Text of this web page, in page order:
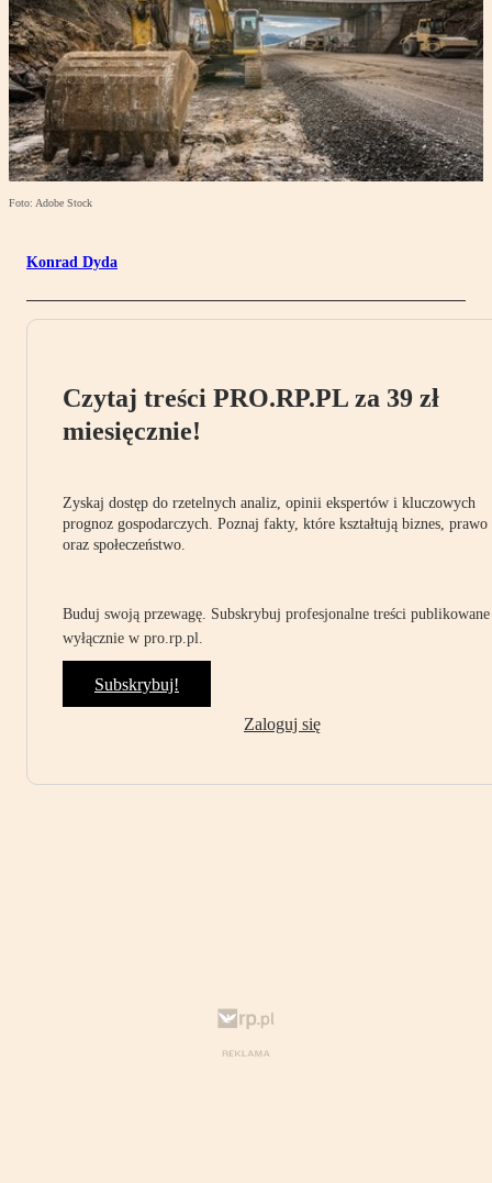
Foto: Adobe Stock
Konrad Dyda
Czytaj treści PRO.RP.PL za 39 zł
miesięcznie!
Zyskaj dostęp do rzetelnych analiz, opinii ekspertów i kluczowych
prognoz gospodarczych. Poznaj fakty, które kształtują biznes, prawo
oraz społeczeństwo.
Buduj swoją przewagę. Subskrybuj profesjonalne treści publikowane
wyłącznie w pro.rp.pl.
Subskrybuj!
Zaloguj się